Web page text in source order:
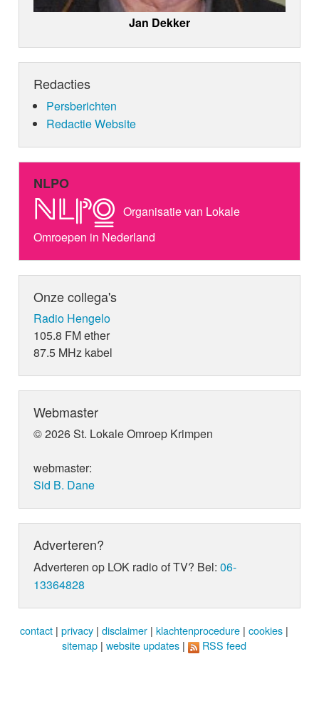
Jan Dekker
Redacties
Persberichten
Redactie Website
NLPO
Organisatie van Lokale
Omroepen in Nederland
Onze collega's
Radio Hengelo
105.8 FM ether
87.5 MHz kabel
Webmaster
© 2026 St. Lokale Omroep Krimpen
webmaster:
Sid B. Dane
Adverteren?
Adverteren op LOK radio of TV? Bel:06-
13364828
contact | privacy | disclaimer | klachtenprocedure | cookies |
sitemap | website updates | RSS feed